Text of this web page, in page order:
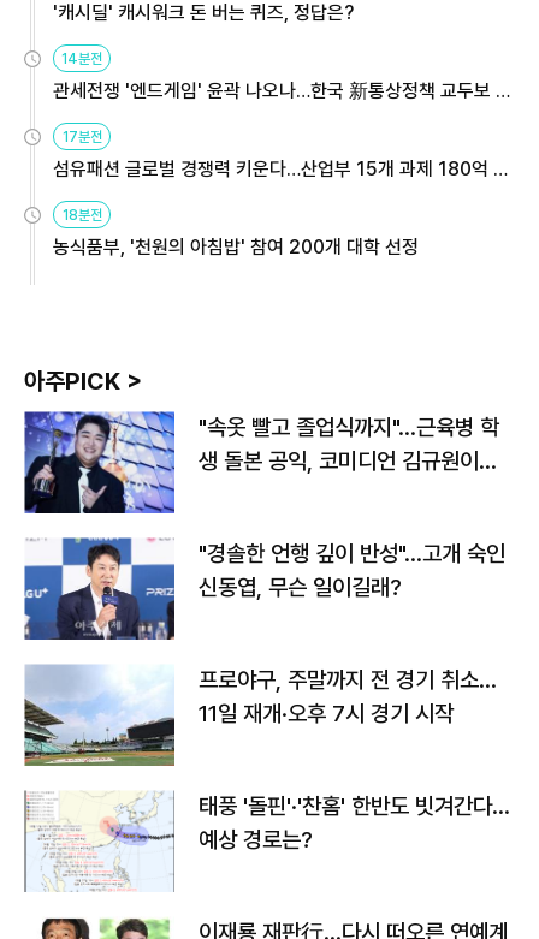
'캐시딜' 캐시워크 돈 버는 퀴즈, 정답은?
14분전
관세전쟁 '엔드게임' 윤곽 나오나…한국 新통상정책 교두보 활
용해야
17분전
섬유패션 글로벌 경쟁력 키운다…산업부 15개 과제 180억 지
원
18분전
농식품부, '천원의 아침밥' 참여 200개 대학 선정
아주PICK >
"속옷 빨고 졸업식까지"…근육병 학
생 돌본 공익, 코미디언 김규원이었
"경솔한 언행 깊이 반성"…고개 숙인
신동엽, 무슨 일이길래?
프로야구, 주말까지 전 경기 취소…
11일 재개·오후 7시 경기 시작
태풍 '돌핀'·'찬홈' 한반도 빗겨간다…
예상 경로는?
이재룡 재판行…다시 떠오른 연예계